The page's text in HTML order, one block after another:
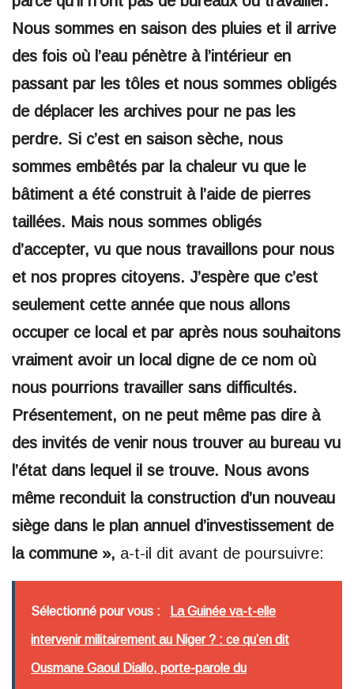
Nous sommes en saison des pluies et il arrive
des fois où l’eau pénètre à l’intérieur en
passant par les tôles et nous sommes obligés
de déplacer les archives pour ne pas les
perdre. Si c’est en saison sèche, nous
sommes embêtés par la chaleur vu que le
bâtiment a été construit à l’aide de pierres
taillées. Mais nous sommes obligés
d’accepter, vu que nous travaillons pour nous
et nos propres citoyens. J’espère que c’est
seulement cette année que nous allons
occuper ce local et par après nous souhaitons
vraiment avoir un local digne de ce nom où
nous pourrions travailler sans difficultés.
Présentement, on ne peut même pas dire à
des invités de venir nous trouver au bureau vu
l’état dans lequel il se trouve. Nous avons
même reconduit la construction d’un nouveau
siège dans le plan annuel d’investissement de
la commune », a-t-il dit avant de poursuivre:
Sélectionné pour vous : La Guinée va-t-elle
intervenir militairement au Niger ? : ce qu’en dit
Ousmane Gaoul Diallo, porte-parole du